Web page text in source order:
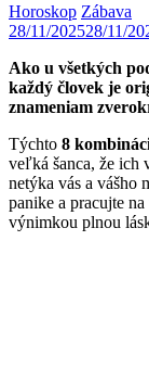
Horoskop Zábava
28/11/202528/11/
Ako u všetkých
každý človek je
znameniam
Týchto 8
veľká šanca, že ich
netýka vás a vášho
panike a pracujte
výnimkou plnou